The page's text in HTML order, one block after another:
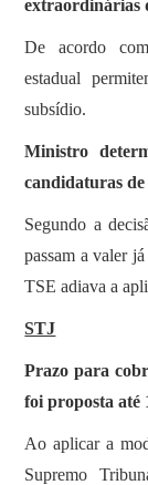
extraordinárias
De acordo
estadual
subsídio.
Ministro
candidaturas de
Segundo a
passam a valer
TSE adiava a
STJ
Prazo para
foi proposta até
​Ao aplicar a
Supremo